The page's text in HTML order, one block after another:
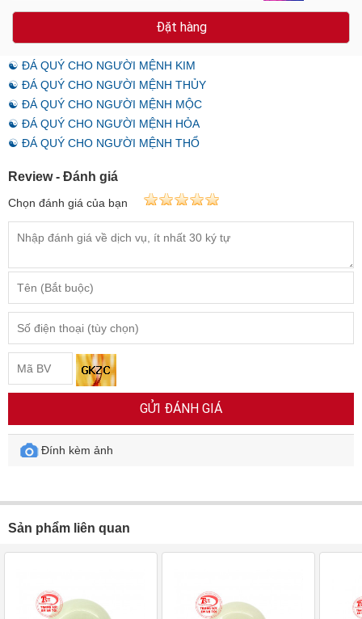
Đặt hàng
☯ ĐÁ QUÝ CHO NGƯỜI MỆNH KIM
☯ ĐÁ QUÝ CHO NGƯỜI MỆNH THỦY
☯ ĐÁ QUÝ CHO NGƯỜI MỆNH MỘC
☯ ĐÁ QUÝ CHO NGƯỜI MỆNH HỎA
☯ ĐÁ QUÝ CHO NGƯỜI MỆNH THỔ
Review - Đánh giá
Chọn đánh giá của bạn
GỬI ĐÁNH GIÁ
Đính kèm ảnh
Sản phẩm liên quan